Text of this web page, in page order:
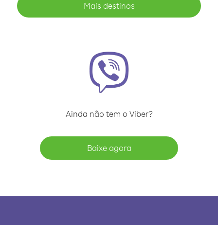
Mais destinos
Ainda não tem o Viber?
Baixe agora